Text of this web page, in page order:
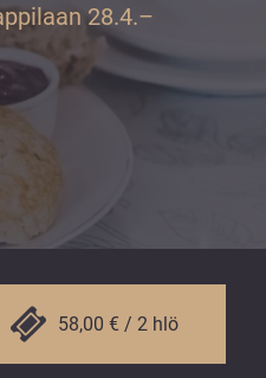
28.4.–
58,00 € / 2 hlö